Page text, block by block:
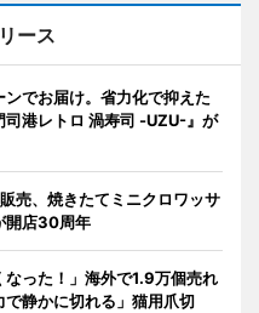
ース
でお届け。省力化で抑えた
司港レトロ 渦寿司 -UZU-』が
売、焼きたてミニクロワッサ
開店30周年
なった！」海外で1.9万個売れ
静かに切れる」猫用爪切